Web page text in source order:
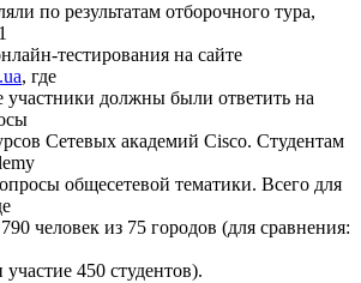
по результатам отборочного тура,
тестирования на сайте
, где
участники должны были ответить на
Сетевых академий Cisco. Студентам
общесетевой тематики. Всего для
человек из 75 городов (для сравнения:
450 студентов).